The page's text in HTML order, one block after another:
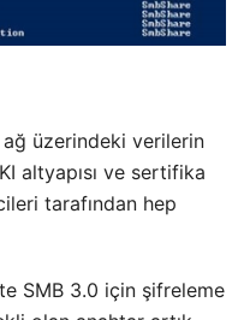
üzerindeki verilerin
altyapısı ve sertifika
tarafından hep
SMB 3.0 için şifreleme